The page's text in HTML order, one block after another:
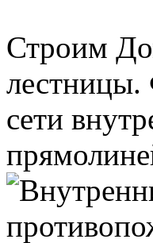
Строим
лестницы.
сети